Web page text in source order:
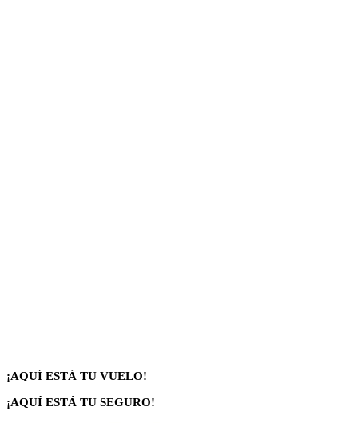
¡AQUÍ ESTÁ TU VUELO!
¡AQUÍ ESTÁ TU SEGURO!